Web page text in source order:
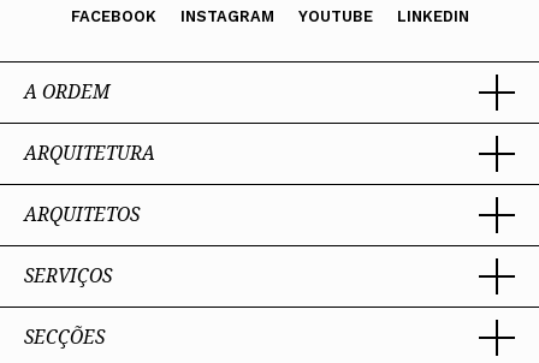
FACEBOOK INSTAGRAM YOUTUBE LINKEDIN
A ORDEM
Ordem dos Arquitectos
Sobre a OA
Legado
Estatuto e Regulamentos
Comissões Técnicas
Membros Honorários
Instrumentos de gestão
ARQUITETURA
Trabalhar com Arquiteto
Porquê um Arquiteto
Boas práticas
PIAAP
ARQUITETOS
Sobre a profissão
Competências Profissionais
Admissão e Inscrição na OA
SERVIÇOS
Encomenda
SECÇÕES